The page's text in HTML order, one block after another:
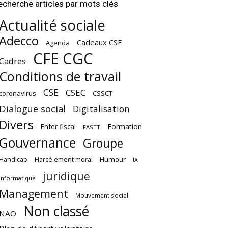
articles par mots clés
sociale
Agenda Cadeaux CSE
CFE CGC
de travail
CSE CSEC CSSCT
social Digitalisation
Enfer fiscal FASTT Formation
Groupe
Harcèlement moral Humour IA
juridique
Mouvement social
Non classé